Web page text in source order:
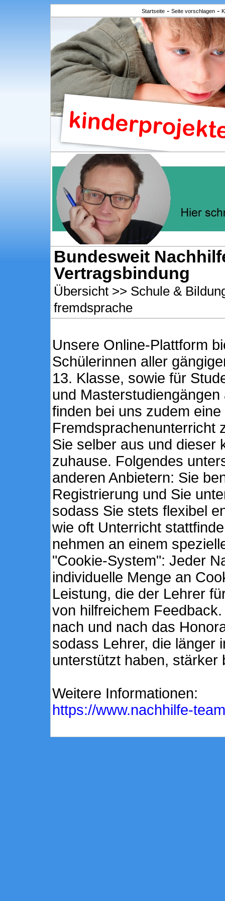
Startseite- Seite vorschlagen-
Bundesweit
Vertragsbindung
Übersicht >> Schule &
fremdsprache
Unsere Online-Plattform
Schülerinnen aller
13. Klasse, sowie für
und
finden bei uns zudem
Fremdsprachenunterricht
Sie selber aus und dieser
zuhause. Folgendes
anderen Anbietern: Sie
Registrierung und Sie
sodass Sie stets flexibel
wie oft Unterricht
nehmen an einem
"Cookie-System": Jeder
individuelle Menge an
Leistung, die der Lehrer
von hilfreichem
nach und nach das
sodass Lehrer, die länger
unterstützt haben, stärker
Weitere Informationen:
https://www.nachhilfe-